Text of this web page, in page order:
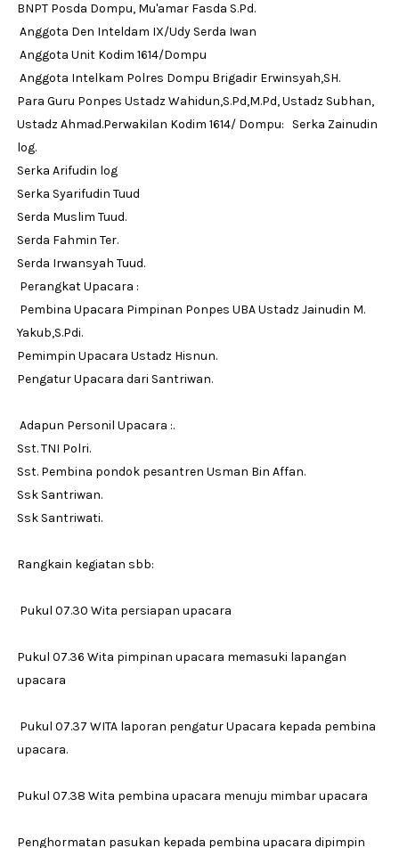
BNPT Posda Dompu, Mu'amar Fasda S.Pd.
Anggota Den Inteldam IX/Udy Serda Iwan
Anggota Unit Kodim 1614/Dompu
Anggota Intelkam Polres Dompu Brigadir Erwinsyah,SH.
Para Guru Ponpes Ustadz Wahidun,S.Pd,M.Pd, Ustadz Subhan,
Ustadz Ahmad.Perwakilan Kodim 1614/ Dompu: Serka Zainudin
log.
Serka Arifudin log
Serka Syarifudin Tuud
Serda Muslim Tuud.
Serda Fahmin Ter.
Serda Irwansyah Tuud.
Perangkat Upacara :
Pembina Upacara Pimpinan Ponpes UBA Ustadz Jainudin M.
Yakub,S.Pdi.
Pemimpin Upacara Ustadz Hisnun.
Pengatur Upacara dari Santriwan.
Adapun Personil Upacara :.
Sst. TNI Polri.
Sst. Pembina pondok pesantren Usman Bin Affan.
Ssk Santriwan.
Ssk Santriwati.
Rangkain kegiatan sbb:
Pukul 07.30 Wita persiapan upacara
Pukul 07.36 Wita pimpinan upacara memasuki lapangan
upacara
Pukul 07.37 WITA laporan pengatur Upacara kepada pembina
upacara.
Pukul 07.38 Wita pembina upacara menuju mimbar upacara
Penghormatan pasukan kepada pembina upacara dipimpin